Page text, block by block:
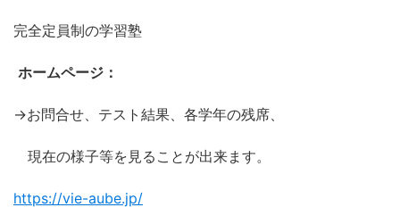
完全定員制の学習塾
ホームページ：
→お問合せ、テスト結果、各学年の残席、
現在の様子等を見ることが出来ます。
https://vie-aube.jp/